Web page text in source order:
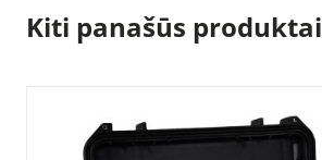
Kiti panašūs produktai